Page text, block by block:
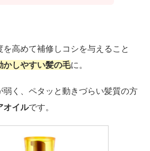
高めて補修しコシを与えること
かしやすい髪の毛に。
弱く、ペタッと動きづらい髪質の方
オイルです。